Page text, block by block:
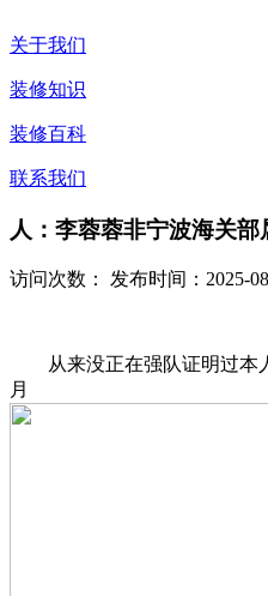
关于我们
装修知识
装修百科
联系我们
人：李蓉蓉非宁波海关部
访问次数： 发布时间：2025-
从来没正在强队证明过本
月